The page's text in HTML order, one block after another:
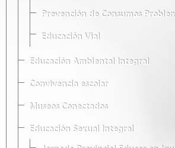
Prevención de Consumos
Educación Vial
Educación Ambiental Integral
Convivencia escolar
Museos Conectados
Educación Sexual Integral